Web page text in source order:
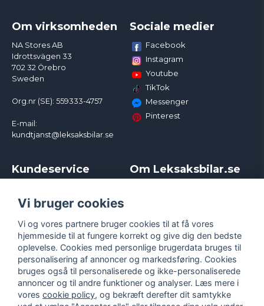
Om virksomheden
NA Stores AB
Idrottsvägen 33
702 32 Örebro
Sweden
Org.nr (SE): 559333-4757
E-mail:
kundtjanst@leksaksbilar.se
Sociale medier
Facebook
Instagram
Youtube
TikTok
Messenger
Pinterest
Kundeservice
Kampagner og rabatter
Reklamation
Policy chase cars
Returnera
Logga in
Om Leksaksbilar.se
Handelsbetingelser
Persondatapolitik
Cookies
Vi bruger cookies
Vi og vores partnere bruger cookies til at få vores
hjemmeside til at fungere korrekt og give dig den bedste
oplevelse. Cookies med personlige brugerdata bruges til
personalisering af annoncer og markedsføring. Cookies
bruges også til personaliserede og ikke-personaliserede
annoncer og til andre funktioner og analyser. Læs mere i
vores cookie policy, og bekræft derefter dit samtykke